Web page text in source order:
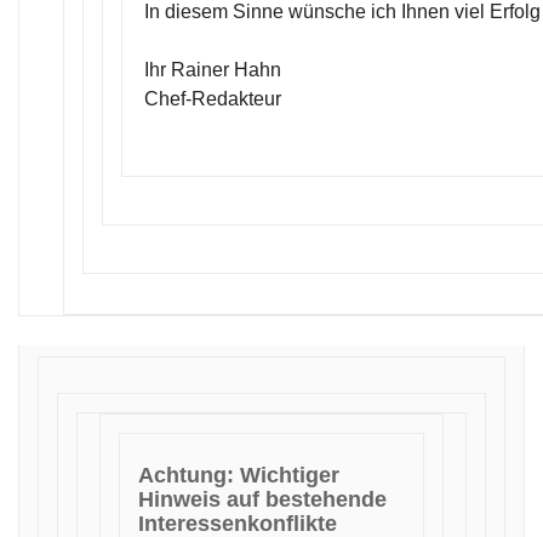
In diesem Sinne wünsche ich Ihnen viel
Ihr Rainer Hahn
Chef-Redakteur
Achtung: Wichtiger
Hinweis auf bestehende
Interessenkonflikte